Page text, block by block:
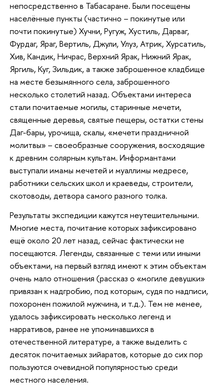
непосредственно в Табасаране. Были посещены
населённые пункты (частично – покинутые или
почти покинутые) Хучни, Ругуж, Хустиль, Дарваг,
Фурдаг, Яраг, Вертиль, Джули, Улуз, Атрик, Хурсатиль,
Хив, Кандик, Ничрас, Верхний Ярак, Нижний Ярак,
Яргиль, Куг, Зильдик, а также заброшенное кладбище
на месте безымянного села, заброшенного
несколько столетий назад. Объектами интереса
стали почитаемые могилы, старинные мечети,
священные деревья, святые пещеры, остатки стены
Даг-бары, урочища, скалы, «мечети праздничной
молитвы» – своеобразные сооружения, восходящие
к древним солярным культам. Информантами
выступали имамы мечетей и муаллимы медресе,
работники сельских школ и краеведы, строители,
скотоводы, детвора самого разного толка.
Результаты экспедиции кажутся неутешительными.
Многие места, почитание которых зафиксировано
ещё около 20 лет назад, сейчас фактически не
посещаются. Легенды, связанные с теми или иными
объектами, на первый взгляд имеют к этим объектам
очень мало отношения (рассказ о «могиле девушки»
привязан к надгробию, под которым, судя по надписи,
похоронен пожилой мужчина, и т.д.). Тем не менее,
удалось зафиксировать несколько легенд и
нарративов, ранее не упоминавшихся в
отечественной литературе, а также выделить с
десяток почитаемых зийаратов, которые до сих пор
пользуются очевидной популярностью среди
местного населения.